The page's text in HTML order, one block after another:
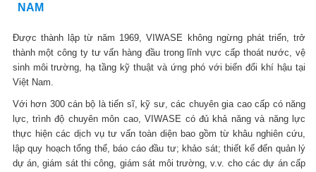
NAM
Được thành lập từ năm 1969, VIWASE không ngừng phát triển, trở
thành một công ty tư vấn hàng đầu trong lĩnh vực cấp thoát nước, vệ
sinh môi trường, hạ tầng kỹ thuật và ứng phó với biến đổi khí hậu tại
Việt Nam.
Với hơn 300 cán bộ là tiến sĩ, kỹ sư, các chuyên gia cao cấp có năng
lực, trình độ chuyên môn cao, VIWASE có đủ khả năng và năng lực
thực hiện các dịch vụ tư vấn toàn diện bao gồm từ khâu nghiên cứu,
lập quy hoạch tổng thể, báo cáo đầu tư; khảo sát; thiết kế đến quản lý
dự án, giám sát thi công, giám sát môi trường, v.v. cho các dự án cấp